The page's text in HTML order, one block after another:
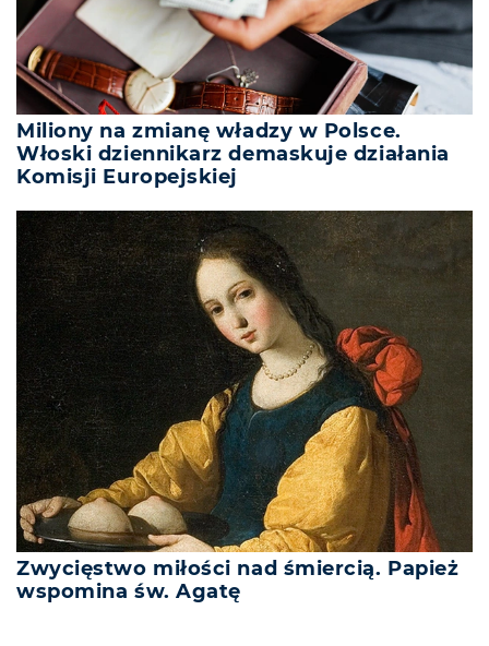
Miliony na zmianę władzy w Polsce.
Włoski dziennikarz demaskuje działania
Komisji Europejskiej
Zwycięstwo miłości nad śmiercią. Papież
wspomina św. Agatę